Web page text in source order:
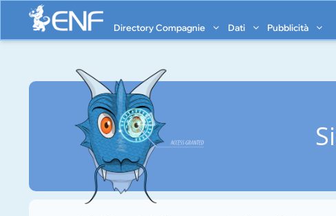
Directory Compagnie Dati Pubblicità